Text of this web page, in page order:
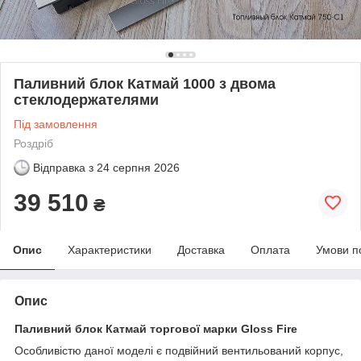
Паливний блок Катмай 1000 з двома
стеклодержателями
Під замовлення
Роздріб
Відправка з 24 серпня 2026
39 510 ₴
Опис Характеристики Доставка Оплата Умови
Опис
Паливний блок Катмай торгової марки Gloss Fire
Особливістю даної моделі є подвійний вентильований корпус,